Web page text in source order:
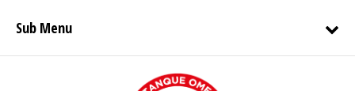
Sub Menu